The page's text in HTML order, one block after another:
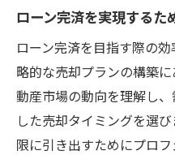
ローン完済を実現するた
ローン完済を目指す際の
略的な売却プランの構築
動産市場の動向を理解し
した売却タイミングを選
限に引き出すためにプロ